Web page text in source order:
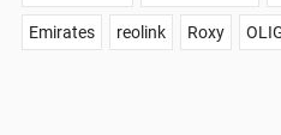
Emirates reolink Roxy